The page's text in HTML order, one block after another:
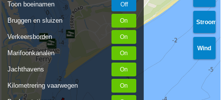
Toon boeinamen
Bruggen en sluizen
Verkeersborden
Marifoonkanalen
Jachthavens
Kilometrering vaarwegen
Stroom
Wind